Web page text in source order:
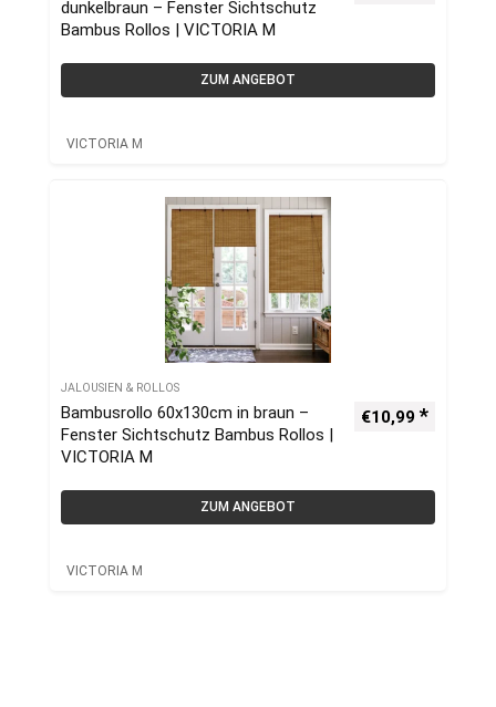
dunkelbraun – Fenster Sichtschutz
Bambus Rollos | VICTORIA M
ZUM ANGEBOT
VICTORIA M
JALOUSIEN & ROLLOS
Bambusrollo 60x130cm in braun –
Fenster Sichtschutz Bambus Rollos |
VICTORIA M
€10,99
ZUM ANGEBOT
VICTORIA M